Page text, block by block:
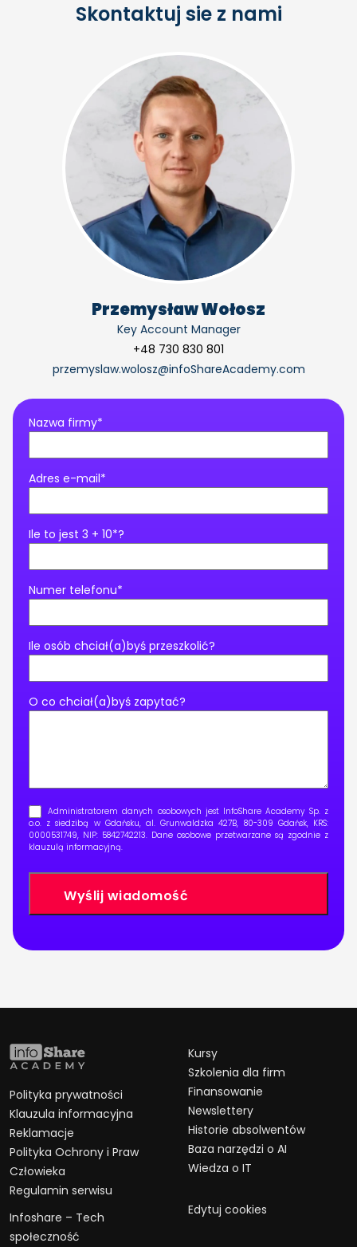
Skontaktuj sie z nami
Przemysław Wołosz
Key Account Manager
+48 730 830 801
przemyslaw.wolosz@infoShareAcademy.com
Nazwa firmy*
Adres e-mail*
Ile to jest 3 + 10*?
Numer telefonu*
Ile osób chciał(a)byś przeszkolić?
O co chciał(a)byś zapytać?
Administratorem danych osobowych jest InfoShare Academy Sp. z
o.o. z siedzibą w Gdańsku, al. Grunwaldzka 427B, 80-309 Gdańsk, KRS:
0000531749, NIP: 5842742213. Dane osobowe przetwarzane są zgodnie z
klauzulą informacyjną.
Polityka prywatności
Klauzula informacyjna
Reklamacje
Polityka Ochrony i Praw
Człowieka
Regulamin serwisu
Infoshare – Tech
społeczność
Kursy
Szkolenia dla firm
Finansowanie
Newslettery
Historie absolwentów
Baza narzędzi o AI
Wiedza o IT
Edytuj cookies